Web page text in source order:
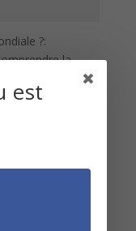
?:
la
est